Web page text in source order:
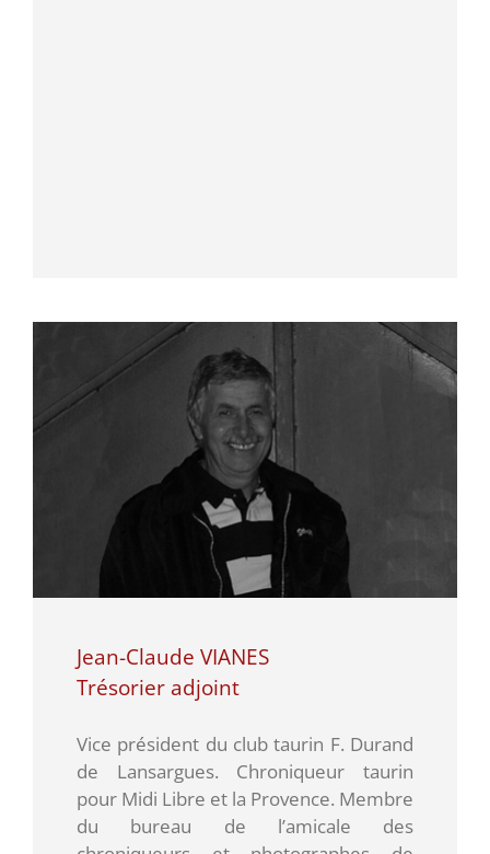
Jean-Claude VIANES
Trésorier adjoint
Vice président du club taurin F. Durand
de Lansargues. Chroniqueur taurin
pour Midi Libre et la Provence. Membre
du bureau de l’amicale des